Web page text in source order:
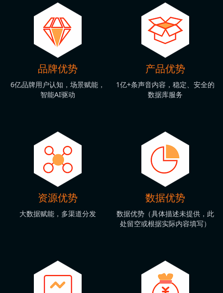
品牌优势
6亿品牌用户认知，场景赋能，
智能AI驱动
产品优势
1亿+条声音内容，稳定、安全的
数据库服务
资源优势
大数据赋能，多渠道分发
数据优势
数据优势（具体描述未提供，此
处留空或根据实际内容填写）